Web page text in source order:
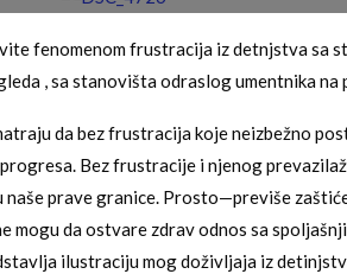
fenomenom frustracija iz detnjstva sa
, sa stanovišta odraslog umentnika
da bez frustracija koje neizbežno
Bez frustracije i njenog
naše prave granice. Prosto—previše
mogu da ostvare zdrav odnos sa
ilustraciju mog doživljaja iz